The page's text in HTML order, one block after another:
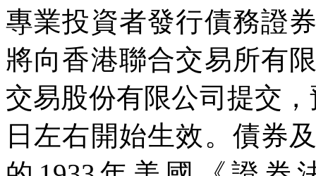
專業投資者發行債務證
將向香港聯合交易所有
交易股份有限公司提交
日左右開始生效。債券